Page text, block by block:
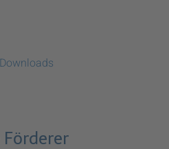
Downloads
Förderer